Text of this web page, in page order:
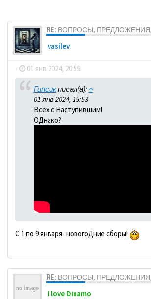
RE: ВОПРОСЫ,
vasilev
- 01 янв 2024, 20:59
Гипсикписал(а): ↑
01 янв 2024, 15:53
Всех с Наступившим!
ОДнако?
С 1 по 9 января- новогоДние сборы!
RE: ВОПРОСЫ,
I love Dinamo